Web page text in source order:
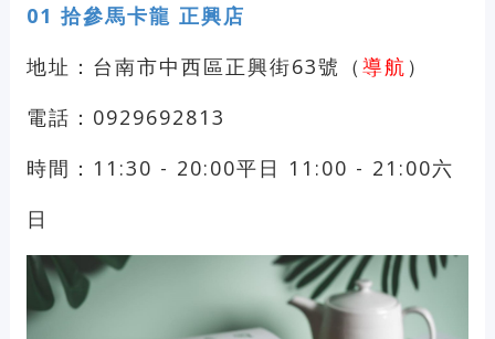
01 拾參馬卡龍 正興店
地址：台南市中西區正興街63號（ 導航 ）
電話：0929692813
時間：11:30 - 20:00平日 11:00 - 21:00六
日